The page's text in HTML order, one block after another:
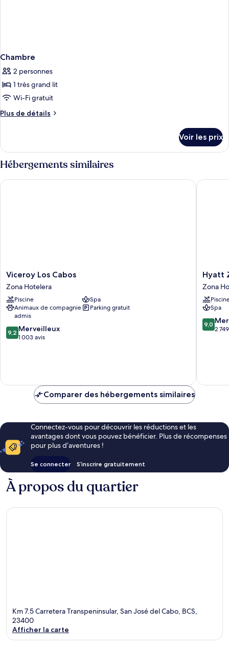
Chambre
2 personnes
1 très grand lit
Wi-Fi gratuit
Plus de détails
Plus
le
type
de
Chambre
Voir les prix
Hébergements similaires
Viceroy
Los
Cabos
Zona
Hotelera
Viceroy Los Cabos
Zona Hotelera
Piscine
Spa
Animaux de compagnie
admis
Parking gratuit
9.2
sur
9,2 Merveilleux
1 003 avis
Viceroy Los Cabos
Hyatt
Ziva
Los
Cabos-
All
Inclusive
Zona
Hyatt
Zona
Spa
9.0
sur
9,0
2
Hyatt
Comparer des hébergements similaires
Connectez-vous pour découvrir les réductions et les
avantages dont vous pouvez bénéficier. Plus de récompenses
pour plus d’aventures !
Se connecter S’inscrire gratuitement
À propos du quartier
Km 7.5 Carretera Transpeninsular, San José del Cabo, BCS,
23400
Afficher la carte